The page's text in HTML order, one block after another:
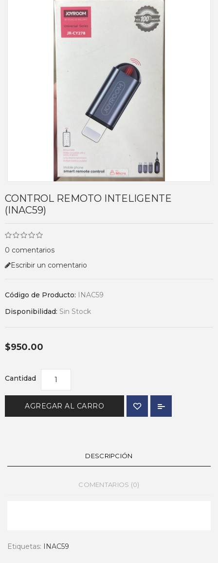
CONTROL REMOTO INTELIGENTE
(INAC59)
0 comentarios
Escribir un comentario
Código de Producto: INAC59
Disponibilidad: Sin Stock
$950.00
Cantidad
AGREGAR AL CARRO
DESCRIPCIÓN
COMENTARIOS (0)
Etiquetas: INAC59